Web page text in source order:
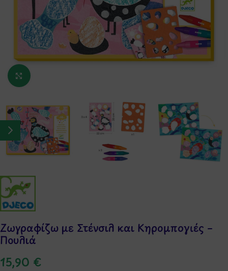
Κάντε κλικ για μεγέθυνση
Ζωγραφίζω με Στένσιλ και Κηρομπογιές –
Πουλιά
15,90 €